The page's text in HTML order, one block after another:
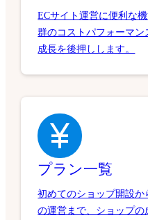
ECサイト運営に便利な
群のコストパフォーマン
成長を後押しします。
プラン一覧
初めてのショップ開設か
の運営まで、ショップの